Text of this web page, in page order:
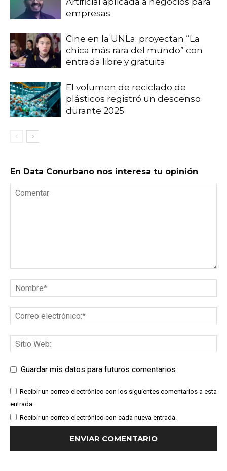
empresas
Cine en la UNLa: proyectan “La
chica más rara del mundo” con
entrada libre y gratuita
El volumen de reciclado de
plásticos registró un descenso
durante 2025
En Data Conurbano nos interesa tu opinión
Guardar mis datos para futuros comentarios
Recibir un correo electrónico con los siguientes comentarios a esta
entrada.
Recibir un correo electrónico con cada nueva entrada.